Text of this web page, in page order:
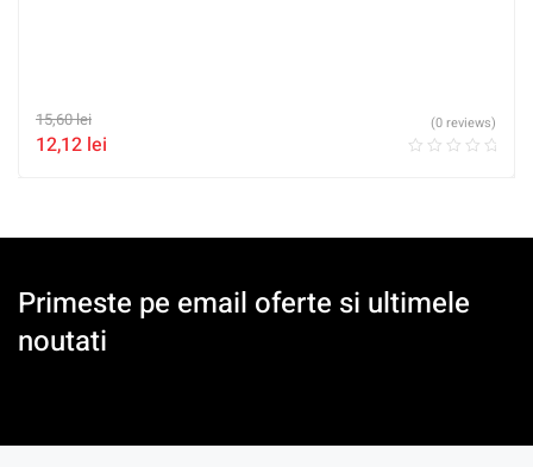
15,60lei
12,12 lei
(0 reviews)
Primeste pe email oferte si ultimele
noutati